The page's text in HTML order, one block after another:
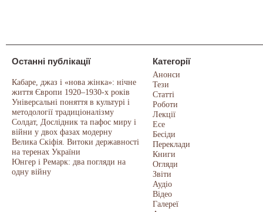
Останні публікації
Кабаре, джаз і «нова жінка»: нічне
життя Європи 1920–1930-х років
Універсальні поняття в культурі і
методології традиціоналізму
Солдат, Дослідник та пафос миру і
війни у двох фазах модерну
Велика Скіфія. Витоки державності
на теренах України
Юнгер і Ремарк: два погляди на
одну війну
Категорії
Анонси
Тези
Статті
Роботи
Лекції
Есе
Бесіди
Переклади
Книги
Огляди
Звіти
Аудіо
Відео
Галереї